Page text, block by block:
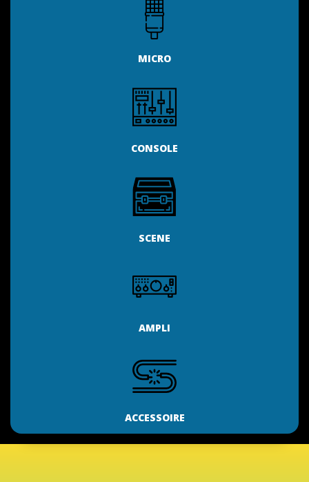
MICRO
CONSOLE
SCENE
AMPLI
ACCESSOIRE